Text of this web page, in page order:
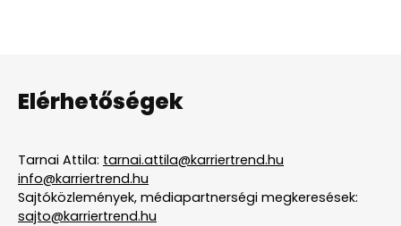
Elérhetőségek
Tarnai Attila: tarnai.attila@karriertrend.hu
info@karriertrend.hu
Sajtóközlemények, médiapartnerségi megkeresések:
sajto@karriertrend.hu